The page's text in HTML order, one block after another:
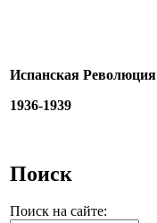
Испанская Революция
1936-1939
Поиск
Поиск на сайте: